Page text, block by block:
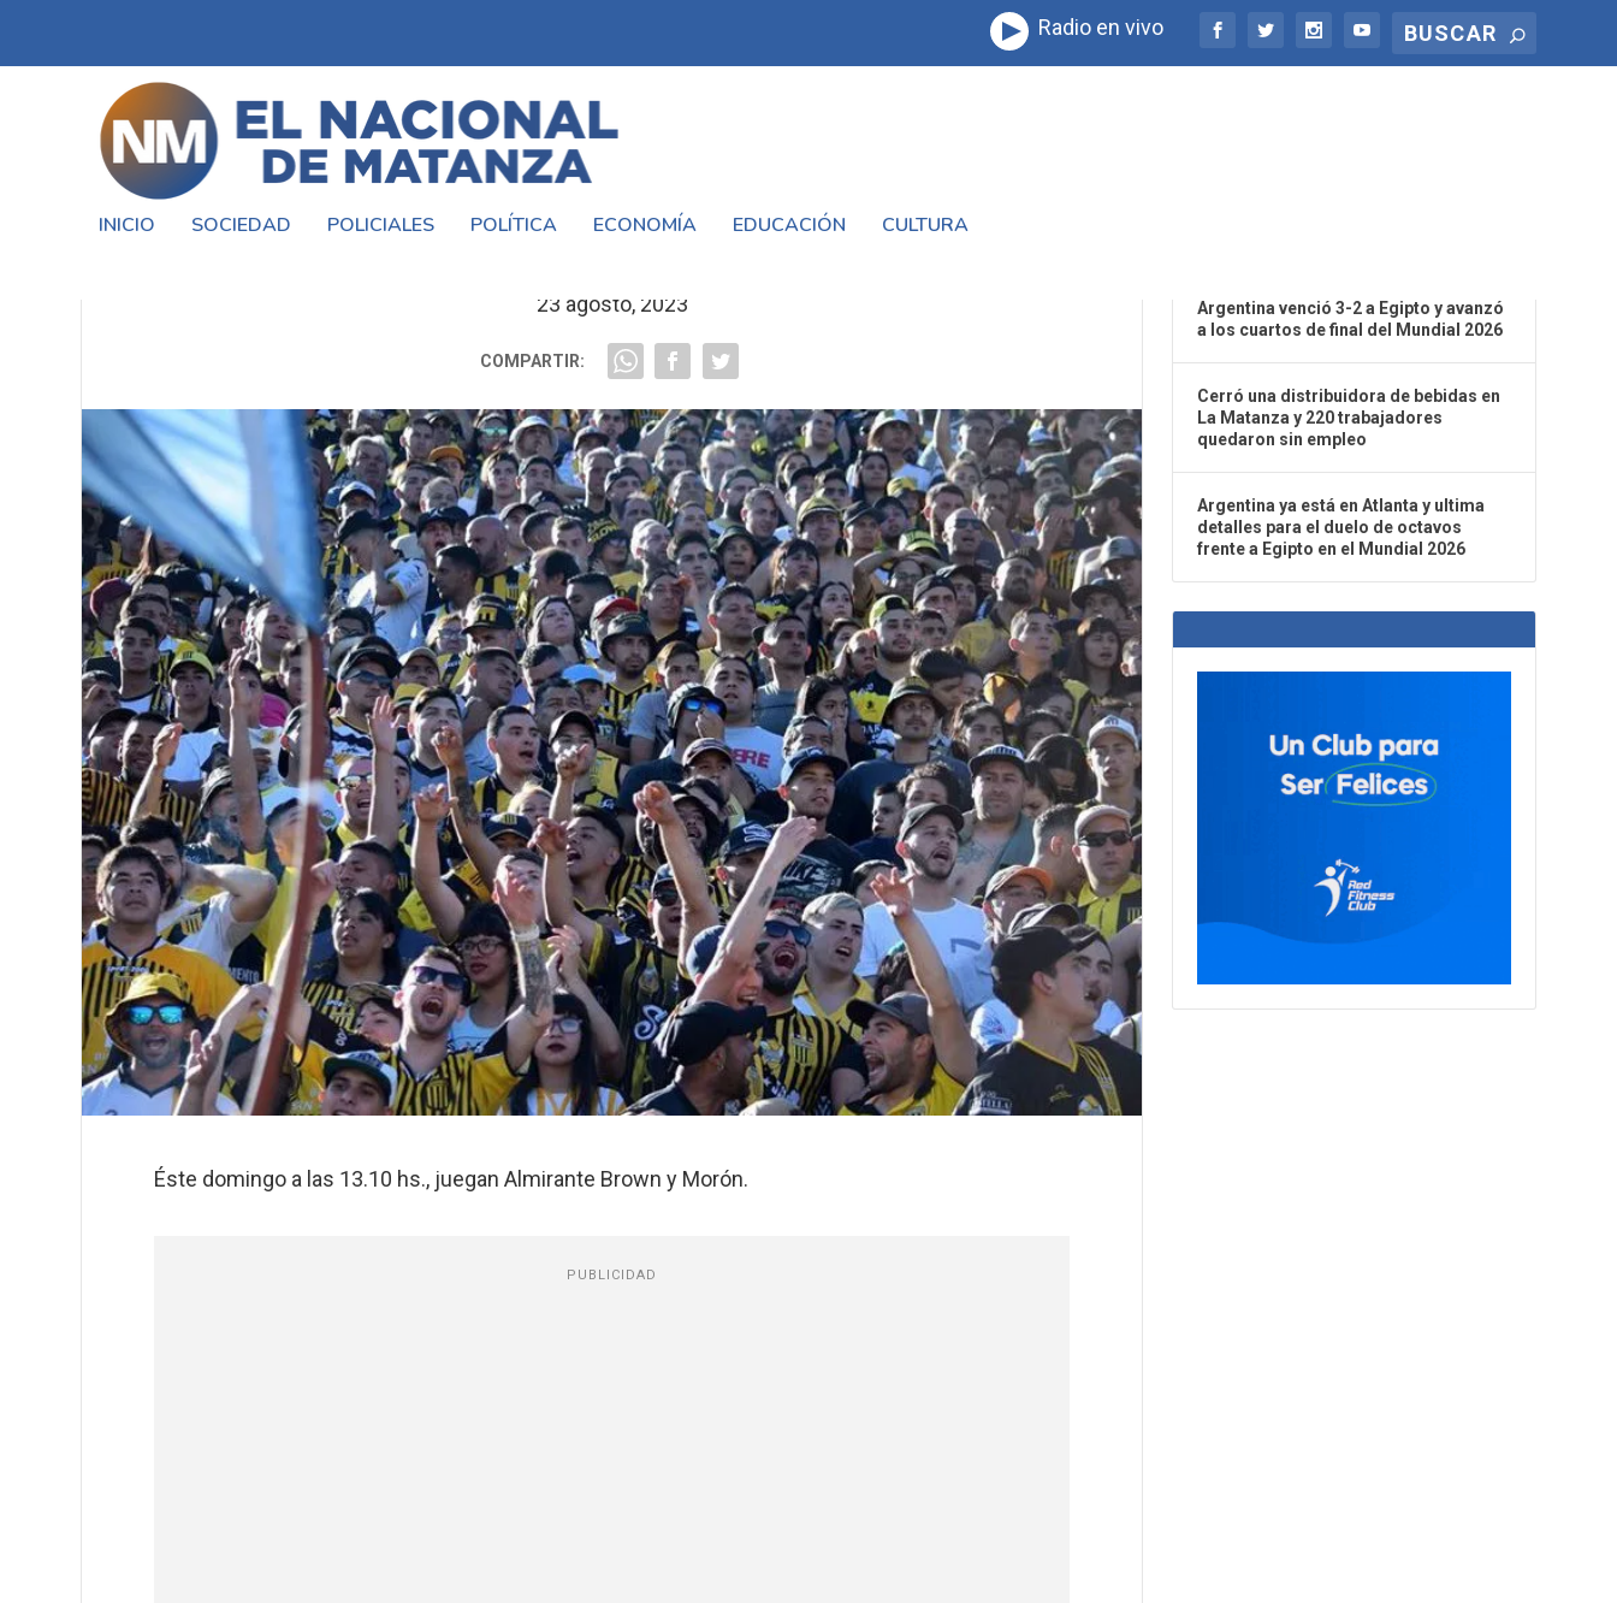
Radio en vivo
INICIO SOCIEDAD POLICIALES POLÍTICA ECONOMÍA EDUCACIÓN CULTURA
23 agosto, 2023
COMPARTIR:
Éste domingo a las 13.10 hs., juegan Almirante Brown y Morón.
PUBLICIDAD
Argentina venció 3-2 a Egipto y avanzó
a los cuartos de final del Mundial 2026
Cerró una distribuidora de bebidas en
La Matanza y 220 trabajadores
quedaron sin empleo
Argentina ya está en Atlanta y ultima
detalles para el duelo de octavos
frente a Egipto en el Mundial 2026